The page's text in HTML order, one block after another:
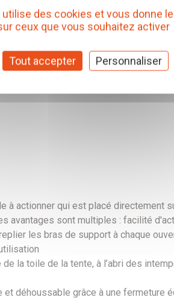
active hard shell) :
Les coques en
de la pluie. En outre, en cas de
de fermeture de la tente, et ne
évitant la condensation de
actionner qui est placé directement
avantages sont multiples : facilité
les bras de support à chaque
la toile de la tente, à l’abri des
déhoussable grâce à une fermeture
utilise des cookies et vous donne
ceux que vous souhaitez activer
Tout accepter Personnaliser